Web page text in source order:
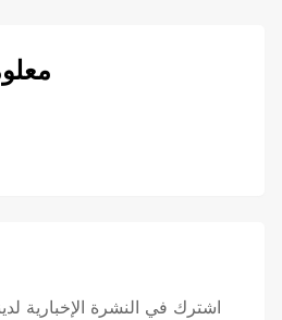
اشترك في النشرة الإخبارية